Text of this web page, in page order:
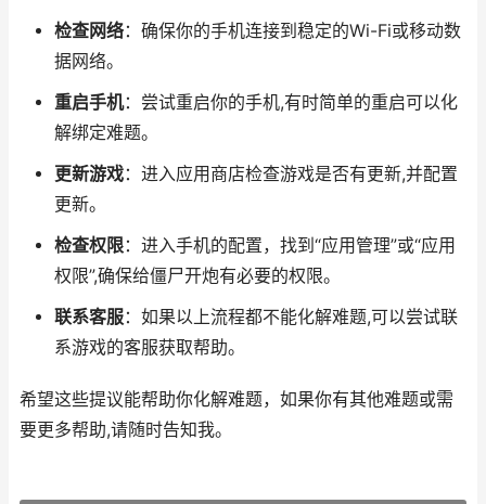
检查网络：确保你的手机连接到稳定的Wi-Fi或移动数
据网络。
重启手机：尝试重启你的手机,有时简单的重启可以化
解绑定难题。
更新游戏：进入应用商店检查游戏是否有更新,并配置
更新。
检查权限：进入手机的配置，找到“应用管理”或“应用
权限”,确保给僵尸开炮有必要的权限。
联系客服：如果以上流程都不能化解难题,可以尝试联
系游戏的客服获取帮助。
希望这些提议能帮助你化解难题，如果你有其他难题或需
要更多帮助,请随时告知我。